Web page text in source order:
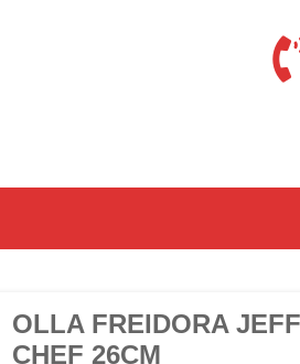
OLLA FREIDORA
CHEF 26CM